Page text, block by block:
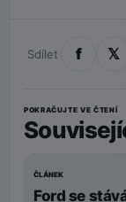
Sdílet f 𝕏
POKRAČUJTE VE ČTENÍ
90'
ČLÁNEK
Ford se